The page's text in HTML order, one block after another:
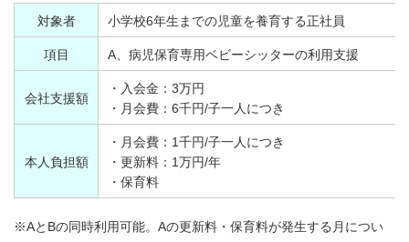
対象者 小学校6年生までの児童を養育する正社員
項目 A、病児保育専用ベビーシッターの利用支援
会社支援額
・入会金：3万円
・月会費：6千円/子一人につき
本人負担額
・月会費：1千円/子一人につき
・更新料：1万円/年
・保育料
※AとBの同時利用可能。Aの更新料・保育料が発生する月につい